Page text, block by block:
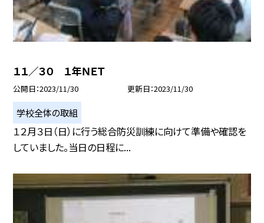
１１／３０ １年ＮＥＴ
公開日 2023/11/30 更新日 2023/11/30
学校全体の取組
１２月３日（日）に行う総合防災訓練に向けて準備や確認を
していました。当日の日程に...